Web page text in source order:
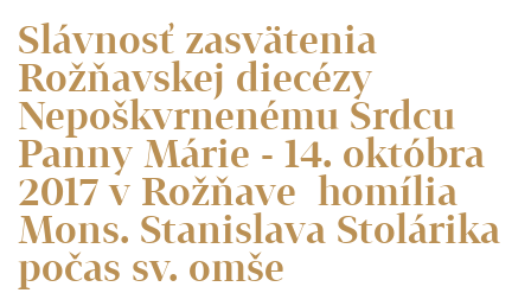
Slávnosť zasvätenia
Rožňavskej diecézy
Nepoškvrnenému Srdcu
Panny Márie - 14. októbra
2017 v Rožňave homília
Mons. Stanislava Stolárika
počas sv. omše